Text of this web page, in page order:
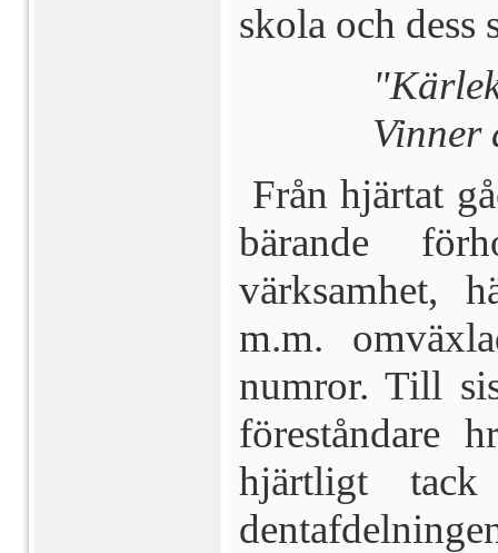
skola och dess
"
Vinner
Från hjärtat
bärande
värksamhet,
m.m.
numror. Till
föreståndare
hjärtligt